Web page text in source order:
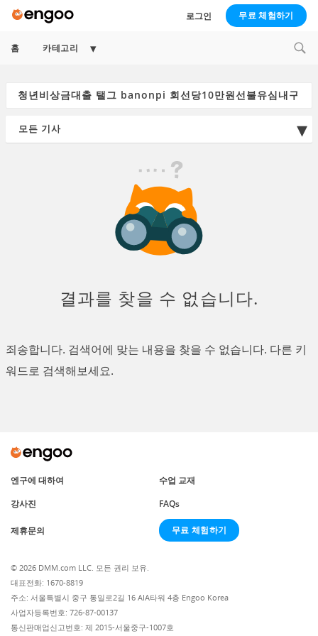
로그인 무료 체험하기
홈 카테고리
Search
결과를 찾을 수 없습니다.
죄송합니다. 검색어에 맞는 내용을 찾을 수 없습니다. 다른 키
워드로 검색해보세요.
엔구에 대하여
수업 교재
강사진
FAQs
제휴문의 무료 체험하기
© 2026 DMM.com LLC. 모든 권리 보유.
대표전화: 1670-8819
주소: 서울특별시 중구 통일로2길 16 AIA타워 4층 Engoo Korea
사업자등록번호: 726-87-00137
통신판매업신고번호: 제 2015-서울중구-1007호